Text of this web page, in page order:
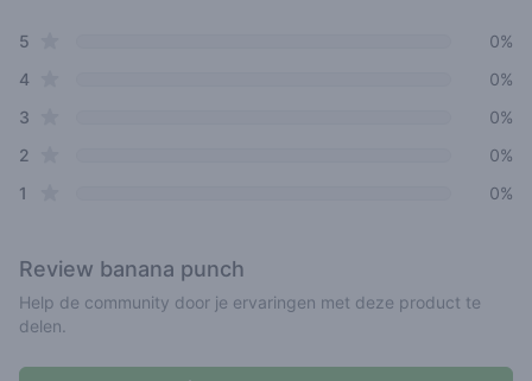
Review data
5
0%
4star reviews
0%
3
0%
2
0%
1
0%
Review banana punch
Help de community door je ervaringen met deze product te
delen.